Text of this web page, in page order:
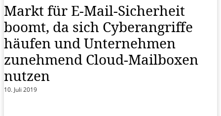
Markt für E-Mail-Sicherheit
boomt, da sich Cyberangriffe
häufen und Unternehmen
zunehmend Cloud-Mailboxen
nutzen
10. Juli 2019